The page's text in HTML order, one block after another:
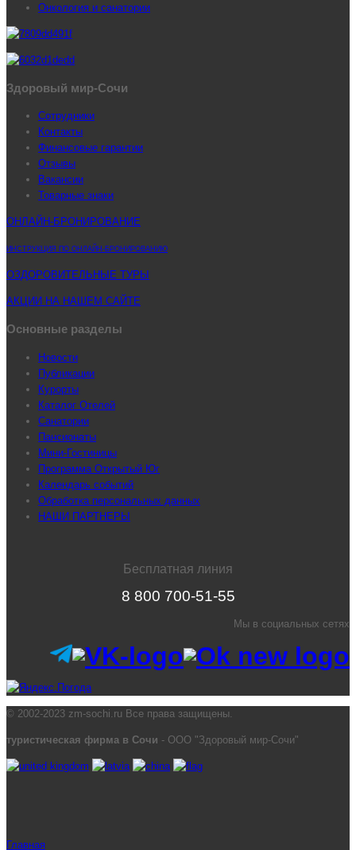
Онкология и санатории
Здоровый мир-Сочи
Сотрудники
Контакты
Финансовые гарантии
Отзывы
Вакансии
Товарные знаки
ОНЛАЙН-БРОНИРОВАНИЕ
ИНСТРУКЦИЯ ПО ОНЛАЙН-БРОНИРОВАНИЮ
ОЗДОРОВИТЕЛЬНЫЕ ТУРЫ
АКЦИИ НА НАШЕМ САЙТЕ
Основные разделы
Новости
Публикации
Курорты
Каталог Отелей
Санатории
Пансионаты
Мини-Гостиницы
Программа Открытый Юг
Календарь событий
Обработка персональных данных
НАШИ ПАРТНЕРЫ
Бесплатная линия
8 800 700-51-55
Мы в социальных сетях
© 2002-2023 zm-sochi.ru Все права защищены.
туристическая фирма в Сочи - ООО "Здоровый мир-Сочи"
Главная